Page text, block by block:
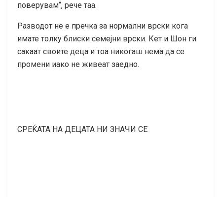
поверувам“, рече таа.
Разводот не е пречка за нормални врски кога
имате толку блиски семејни врски. Кет и Шон ги
сакаат своите деца и тоа никогаш нема да се
промени иако не живеат заедно.
СРЕЌАТА НА ДЕЦАТА НИ ЗНАЧИ СЕ